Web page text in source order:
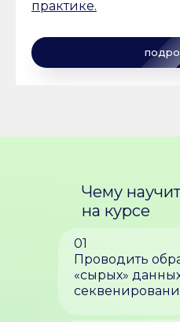
практике.
Чему
на курсе
01
Проводить
«сырых»